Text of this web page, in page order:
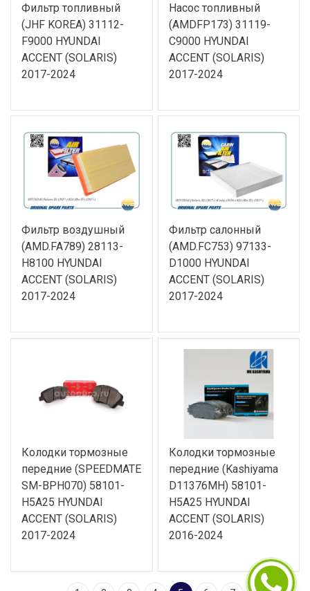
Фильтр топливный
(JHF KOREA) 31112-
F9000 HYUNDAI
ACCENT (SOLARIS)
2017-2024
Насос топливный
(AMDFP173) 31119-
C9000 HYUNDAI
ACCENT (SOLARIS)
2017-2024
Фильтр воздушный
(AMD.FA789) 28113-
H8100 HYUNDAI
ACCENT (SOLARIS)
2017-2024
Фильтр салонный
(AMD.FC753) 97133-
D1000 HYUNDAI
ACCENT (SOLARIS)
2017-2024
Колодки тормозные
передние (SPEEDMATE
SM-BPH070) 58101-
H5A25 HYUNDAI
ACCENT (SOLARIS)
2017-2024
Колодки тормозные
передние (Kashiyama
D11376MH) 58101-
H5A25 HYUNDAI
ACCENT (SOLARIS)
2016-2024